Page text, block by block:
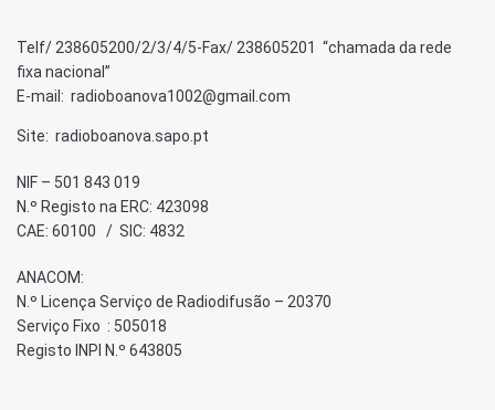
Telf/ 238605200/2/3/4/5-Fax/ 238605201 “chamada da rede
fixa nacional”
E-mail: radioboanova1002@gmail.com
Site: radioboanova.sapo.pt
NIF – 501 843 019
N.º Registo na ERC: 423098
CAE: 60100 / SIC: 4832
ANACOM:
N.º Licença Serviço de Radiodifusão – 20370
Serviço Fixo : 505018
Registo INPI N.º 643805